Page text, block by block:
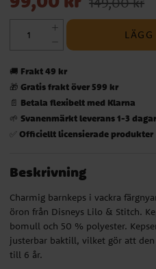
🚚 Frakt 49 kr
🎁 Gratis frakt över 599 kr
📄 Betala flexibelt med Klarna
🌱 Svanenmärkt leverans 1-3 dagar
✅ Officiellt licensierade produkter
Beskrivning
Charmig barnkeps i vackra
öron från Disneys Lilo & Stitch.
bomull och 50 % polyester.
justerbar baktill, vilket gör att
till 6 år.